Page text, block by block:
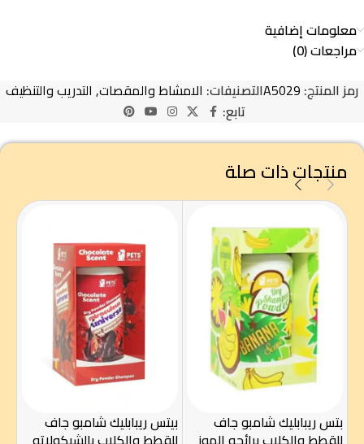
معلومات إضافية
مراجعات (0)
رمز المنتج: A5029التصنيفات: الامشاط والمقصات, التدريب والتنظيف
تابع:
منتجات ذات صلة
بتس ريبابليك شامبو جاف بيتس ريبابليك شامبو جاف